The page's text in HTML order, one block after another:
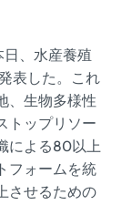
日、水産養殖
表した。これ
、生物多様性
トップリソー
による80以上
フォームを統
させるための